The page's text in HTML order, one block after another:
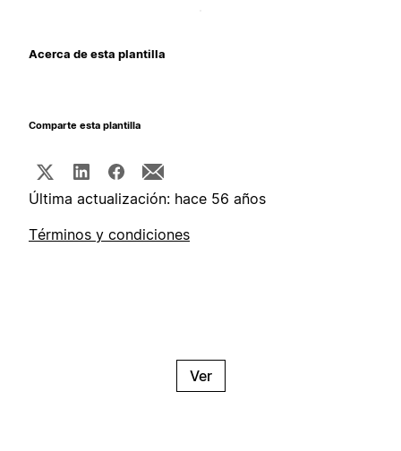
Acerca de esta plantilla
Comparte esta plantilla
Última actualización: hace 56 años
Términos y condiciones
Ver